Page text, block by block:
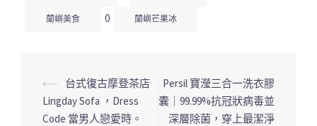
蘭嶼美食 0 蘭嶼芒果冰
文
章
⟵
台式復古摩登茶店
Lingday Sofa ，Dress
Code 當男人戀愛時。
Persil 寶瀅三合一洗衣膠
囊｜99.99%抗冠狀病毒並
深層除菌，穿上最潔淨